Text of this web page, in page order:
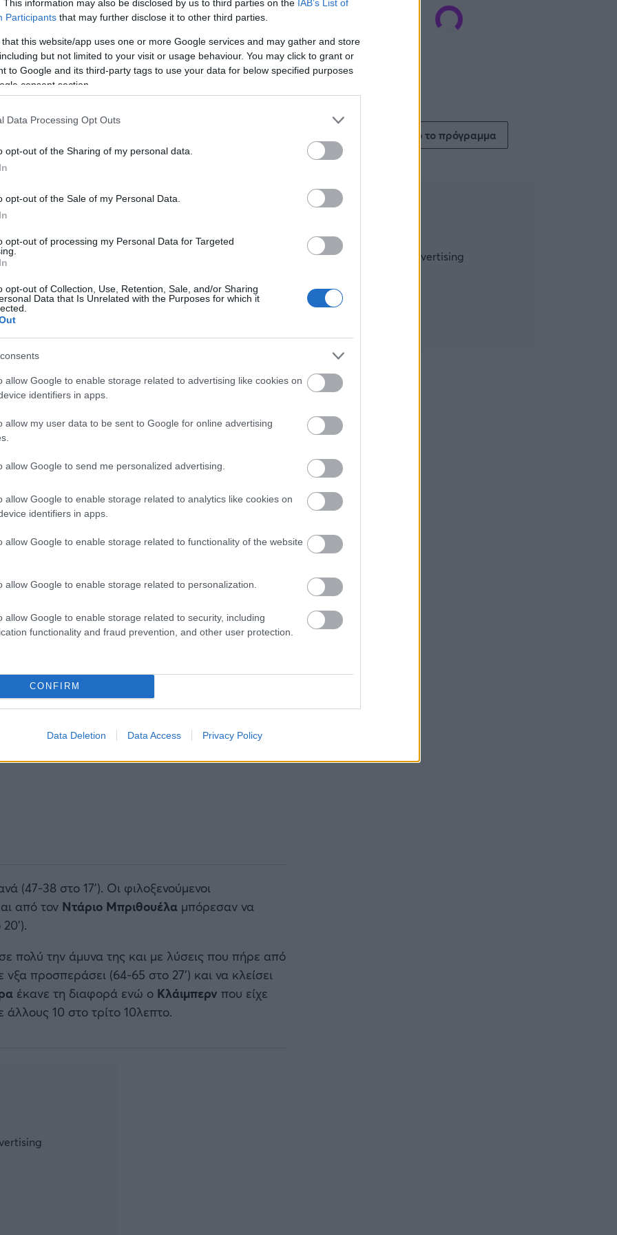
This information may also be disclosed by us to third parties on the IAB’s List of
Participants that may further disclose it to other third parties.
that this website/app uses one or more Google services and may gather and store
but not limited to your visit or usage behaviour. You may click to grant or
to Google and its third-party tags to use your data for below specified purposes
consent section.
Data Processing Opt Outs
opt-out of the Sharing of my personal data.
opt-out of the Sale of my Personal Data.
opt-out of processing my Personal Data for Targeted
opt-out of Collection, Use, Retention, Sale, and/or Sharing
Data that Is Unrelated with the Purposes for which it
allow Google to enable storage related to advertising like cookies on
identifiers in apps.
allow my user data to be sent to Google for online advertising
allow Google to send me personalized advertising.
allow Google to enable storage related to analytics like cookies on
identifiers in apps.
allow Google to enable storage related to functionality of the website
allow Google to enable storage related to personalization.
allow Google to enable storage related to security, including
functionality and fraud prevention, and other user protection.
CONFIRM
Data Deletion Data Access Privacy Policy
με τουςΣενγκέλια(16 πόντους),
καιΚλάιμπερν(14 πόντους) να βάζουν την
που προσυπέγραψε τη νίκη.
με 16 πόντους, 5 ριμπάουντ και 3 ασίστ και από
ήταν μηδαμινή.
Πάολο Γκαλμπιάτι έπιασαν στον... ύπνο τους
με τους
προσπάθησε με τονΤόρνικε
(47-38 στο 17’). Οι φιλοξενούμενοι
από τον Ντάριο Μπριθουέλα μπόρεσαν να
πολύ την άμυνα της και με λύσεις που πήρε από
νξα προσπεράσει (64-65 στο 27’) και να κλείσει
έκανε τη διαφορά ενώ ο Κλάιμπερν που είχε
10 στο τρίτο 10λεπτο.
Δείτε όλο το πρόγραμμα